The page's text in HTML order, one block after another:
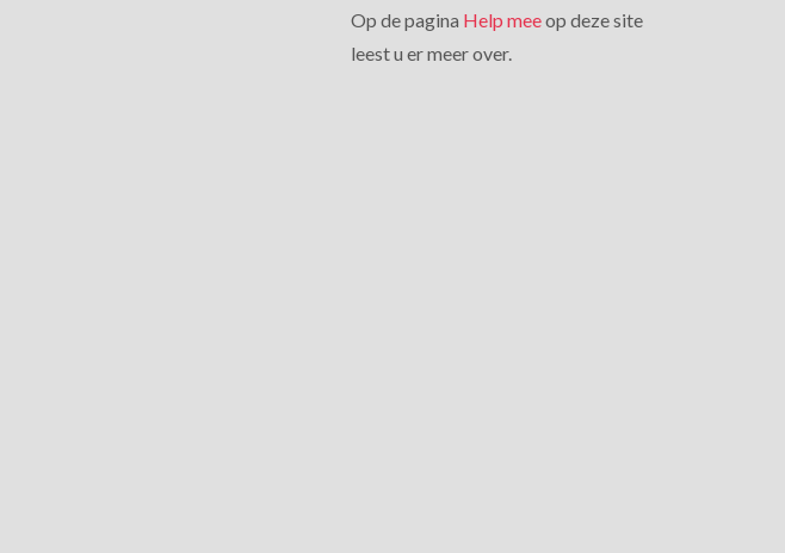
Op de pagina Help meeop deze site
leest u er meer over.